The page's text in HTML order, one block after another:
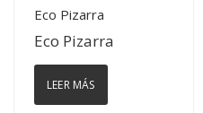
Eco Pizarra
Eco Pizarra
LEER MÁS